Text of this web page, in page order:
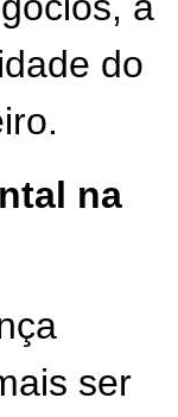
do
na
ser